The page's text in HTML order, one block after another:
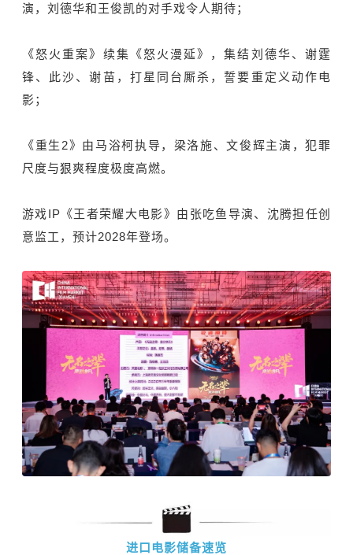
演，刘德华和王俊凯的对手戏令人期待；
《怒火重案》续集《怒火漫延》，集结刘德华、谢霆
锋、此沙、谢苗，打星同台厮杀，誓要重定义动作电
影；
《重生2》由马浴柯执导，梁洛施、文俊辉主演，犯罪
尺度与狠爽程度极度高燃。
游戏IP《王者荣耀大电影》由张吃鱼导演、沈腾担任创
意监工 ，预计2028年登场。
进口电影储备速览